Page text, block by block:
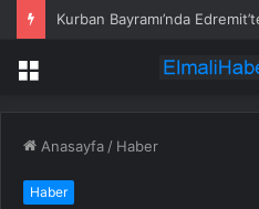
Kurban Bayramı’nda
Menü
Anasayfa / Haber
Haber